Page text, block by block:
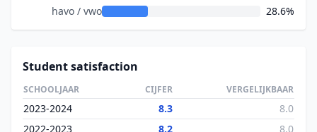
havo / vwo
28.6%
Student satisfaction
SCHOOLJAAR CIJFER VERGELIJKBAAR
2023-2024 8.3
8.0
2022-2023
8.2 8.0